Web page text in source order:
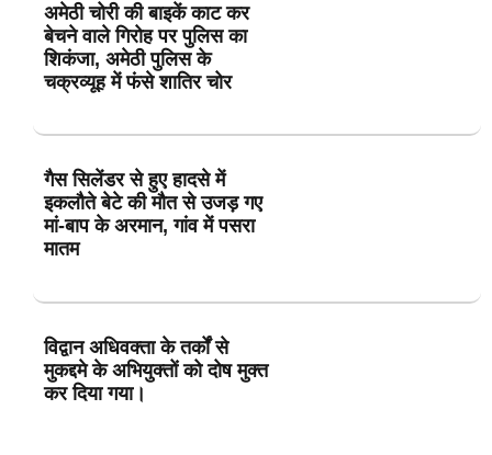
अमेठी चोरी की बाइकें काट कर
बेचने वाले गिरोह पर पुलिस का
शिकंजा, अमेठी पुलिस के
चक्रव्यूह में फंसे शातिर चोर
गैस सिलेंडर से हुए हादसे में
इकलौते बेटे की मौत से उजड़ गए
मां-बाप के अरमान, गांव में पसरा
मातम
विद्वान अधिवक्ता के तर्कों से
मुकद्दमे के अभियुक्तों को दोष मुक्त
कर दिया गया।